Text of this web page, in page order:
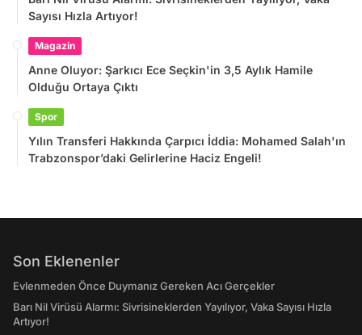
Sayısı Hızla Artıyor!
Magazin
Anne Oluyor: Şarkıcı Ece Seçkin'in 3,5 Aylık Hamile
Olduğu Ortaya Çıktı
Spor
Yılın Transferi Hakkında Çarpıcı İddia: Mohamed Salah'ın
Trabzonspor’daki Gelirlerine Haciz Engeli!
Son Eklenenler
Evlenmeden Önce Duymanız Gereken Acı Gerçekler
Barı Nil Virüsü Alarmı: Sivrisineklerden Yayılıyor, Vaka Sayısı Hızla
Artıyor!